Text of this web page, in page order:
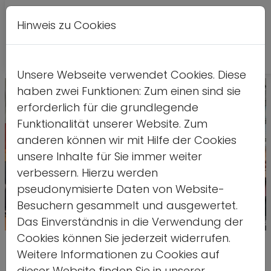
Quelle:
„Juniorteams sind ein Erfolg –
Hinweis zu Cookies
Unsere Webseite verwendet Cookies. Diese
haben zwei Funktionen: Zum einen sind sie
erforderlich für die grundlegende
Funktionalität unserer Website. Zum
anderen können wir mit Hilfe der Cookies
unsere Inhalte für Sie immer weiter
verbessern. Hierzu werden
pseudonymisierte Daten von Website-
Besuchern gesammelt und ausgewertet.
Das Einverständnis in die Verwendung der
Cookies können Sie jederzeit widerrufen.
Weitere Informationen zu Cookies auf